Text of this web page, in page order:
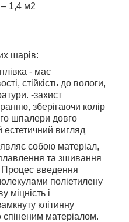
1,4 м2
шарів:
- має
стійкість до вологи,
-захист
зберігаючи колір
шпалери довго
естетичний вигляд
собою матеріал,
та зшивання
Процес введення
поліетилену
міцність і
клітинну
спіненим матеріалом.